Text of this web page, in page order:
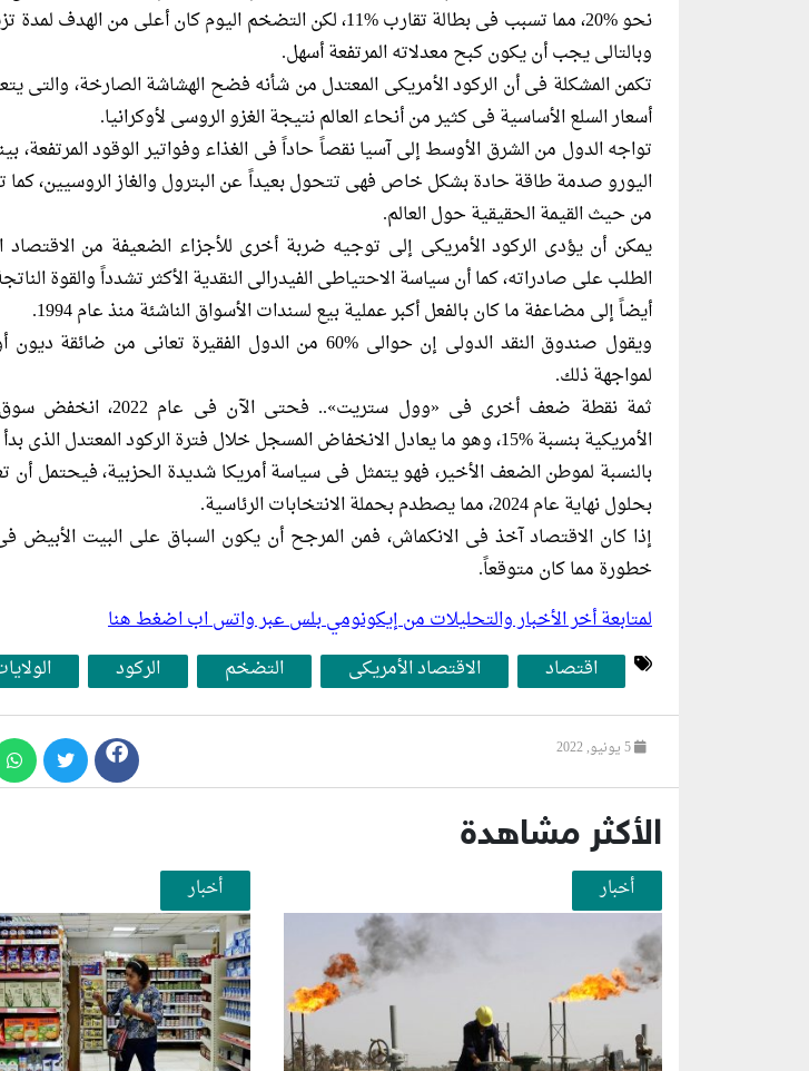
نحو %20، مما تسبب فى بطالة تقارب %11، لكن التضخم اليوم كان أعلى من
وبالتالى يجب أن يكون كبح معدلاته المرتفعة أسهل.
تكمن المشكلة فى أن الركود الأمريكى المعتدل من شأنه فضح الهشاشة الصارخة، والتى
أسعار السلع الأساسية فى كثير من أنحاء العالم نتيجة الغزو الروسى لأوكرانيا.
تواجه الدول من الشرق الأوسط إلى آسيا نقصاً حاداً فى الغذاء وفواتير الوقود المرتفعة،
اليورو صدمة طاقة حادة بشكل خاص فهى تتحول بعيداً عن البترول والغاز الروسيين، كما
من حيث القيمة الحقيقية حول العالم.
يمكن أن يؤدى الركود الأمريكى إلى توجيه ضربة أخرى للأجزاء الضعيفة من الاقتصاد
الطلب على صادراته، كما أن سياسة الاحتياطى الفيدرالى النقدية الأكثر تشدداً والقوة
أيضاً إلى مضاعفة ما كان بالفعل أكبر عملية بيع لسندات الأسواق الناشئة منذ عام 1994.
ويقول صندوق النقد الدولى إن حوالى %60 من الدول الفقيرة تعانى
لمواجهة ذلك.
ثمة نقطة ضعف أخرى فى «وول ستريت»..
الأمريكية بنسبة %15، وهو ما يعادل الانخفاض المسجل خلال فترة الركود المعتدل الذى بدأ فى عام 1991.
بالنسبة لموطن الضعف الأخير، فهو يتمثل فى سياسة أمريكا شديدة الحزبية، فيحتمل أن
بحلول نهاية عام 2024، مما يصطدم بحملة الانتخابات الرئاسية.
خطورة مما كان متوقعاً.
لمتابعة أخر الأخبار والتحليلات من إيكونومي بلس عبر واتس اب اضغط هنا
اقتصاد
الاقتصاد الأمريكى التضخم الركود
الأكثر مشاهدة
أخبار أخبار